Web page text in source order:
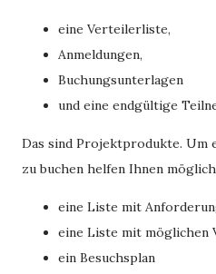
eine Verteilerliste,
Anmeldungen,
Buchungsunterlagen
und eine endgültige
Das sind Projektprodukte. Um
zu buchen helfen Ihnen
eine Liste mit
eine Liste mit möglichen
ein Besuchsplan